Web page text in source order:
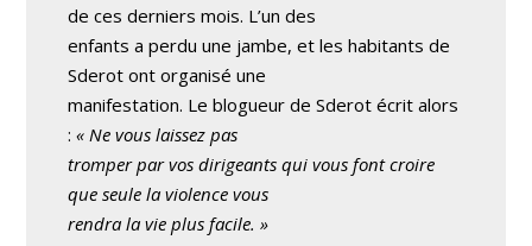
de ces derniers mois. L’un des
enfants a perdu une jambe, et les habitants de
Sderot ont organisé une
manifestation. Le blogueur de Sderot écrit alors
:« Ne vous laissez pas
tromper par vos dirigeants qui vous font croire
que seule la violence vous
rendra la vie plus facile. »